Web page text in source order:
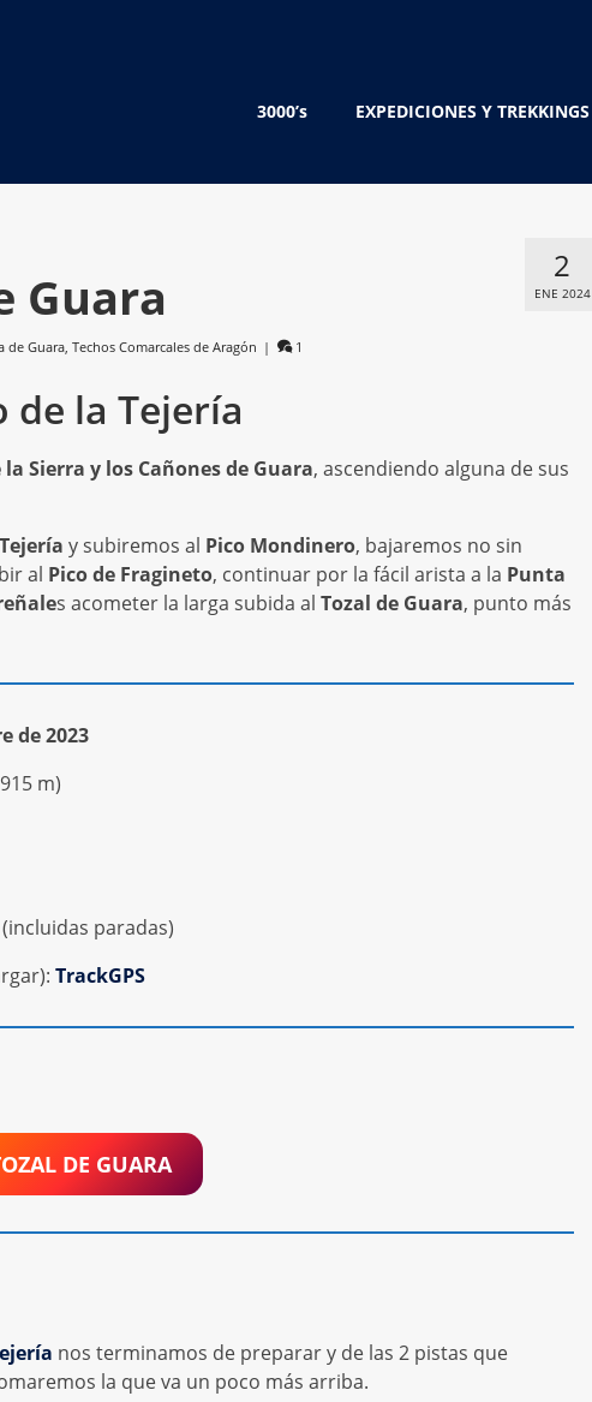
3000’s EXPEDICIONES Y TREKKINGS
2
ENE 2024
Guara
de Guara, Techos Comarcales de Aragón | 1
de la Tejería
Sierra y los Cañones de Guara, ascendiendo alguna de sus
y subiremos al Pico Mondinero, bajaremos no sin
al Pico de Fragineto, continuar por la fácil arista a la Punta
s acometer la larga subida al Tozal de Guara, punto más
de 2023
m)
(incluidas paradas)
TrackGPS
DE GUARA
nos terminamos de preparar y de las 2 pistas que
la que va un poco más arriba.